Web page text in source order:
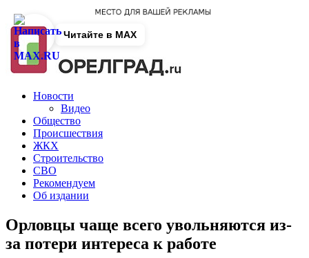
Новости
Видео
Общество
Происшествия
ЖКХ
Строительство
СВО
Рекомендуем
Об издании
Орловцы чаще всего увольняются из-
за потери интереса к работе
Читайте в MAX